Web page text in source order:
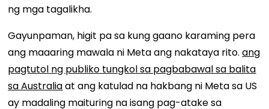
ng mga tagalikha.
Gayunpaman, higit pa sa kung gaano karaming pera
ang maaaring mawala ni Meta ang nakataya rito.ang
pagtutol ng publiko tungkol sa pagbabawal sa balita
sa Australiaat ang katulad na hakbang ni Meta sa US
ay madaling maituring na isang pag-atake sa